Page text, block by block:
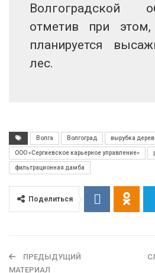
Волгоградской
отметив при
планируется
лес.
Волга Волгоград вырубка
ООО «Сергиевское карьерное управление»
фильтрационная дамба
Поделиться
ПРЕДЫДУЩИЙ
МАТЕРИАЛ